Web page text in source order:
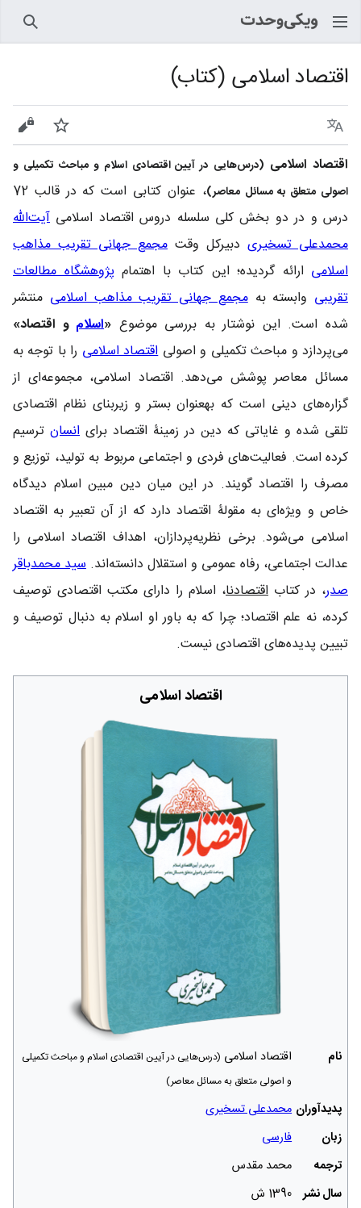
اقتصاد اسلامی (کتاب)
زبان پیگیری
اقتصاد اسلامی (درس‌هایی در آیین اقتصادی اسلام و مباحث تکمیلی و
اصولی متعلق به مسائل معاصر)
، عنوان کتابی است که در قالب 72
درس و در دو بخش کلی سلسله دروس اقتصاد اسلامی آیت‌الله
محمدعلی تسخیری دبیرکل وقت مجمع جهانی تقریب مذاهب
اسلامی ارائه گردیده؛ این کتاب با اهتمامپژوهشگاه مطالعات
تقریبی وابسته بهمجمع جهانی تقریب مذاهب اسلامی منتشر
شده است. این نوشتار به بررسی موضوع «اسلام و اقتصاد»
می‌پردازد و مباحث تکمیلی و اصولیاقتصاد اسلامی را با توجه به
مسائل معاصر پوشش می‌دهد. اقتصاد اسلامی، مجموعه‌ای از
گزاره‌های دینی است که به‎عنوان بستر و زیربنای نظام اقتصادی
تلقی شده و غایاتی که دین در زمینۀ اقتصاد برای انسان ترسیم
کرده است. فعالیت‌های فردی و اجتماعی مربوط به تولید، توزیع و
مصرف را اقتصاد گویند. در این میان دین مبین اسلام دیدگاه
خاص و ویژه‌ای به مقولۀ اقتصاد دارد که از آن تعبیر به اقتصاد
اسلامی می‌شود. برخی نظریه‌پردازان، اهداف اقتصاد اسلامی را
عدالت اجتماعی، رفاه عمومی و استقلال دانسته‌اند. سید محمدباقر
صدر، در کتاب اقتصادنا، اسلام را دارای مکتب اقتصادی توصیف
کرده، نه علم اقتصاد؛ چرا که به باور او اسلام به دنبال توصیف و
تبیین پدیده‌های اقتصادی نیست.
اقتصاد اسلامی
نام اقتصاد اسلامی (درس‌هایی در آیین اقتصادی اسلام و مباحث تکمیلی
و اصولی متعلق به مسائل معاصر)
پدیدآوران محمدعلی تسخیری
زبان
فارسی
ترجمه
محمد مقدس
سال نشر 1390 ش